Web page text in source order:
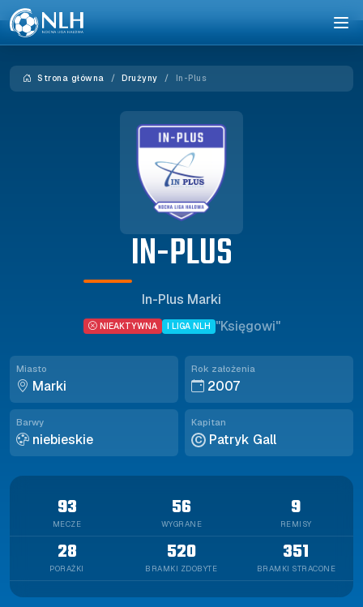
Strona główna Drużyny In-Plus
IN-PLUS
In-Plus Marki
NIEAKTYWNA I LIGA NLH "Księgowi"
Miasto
Marki
Rok założenia
2007
Barwy
niebieskie
Kapitan
C Patryk Gall
93
MECZE
56
WYGRANE
9
REMISY
28
PORAŻKI
520
BRAMKI ZDOBYTE
351
BRAMKI STRACONE